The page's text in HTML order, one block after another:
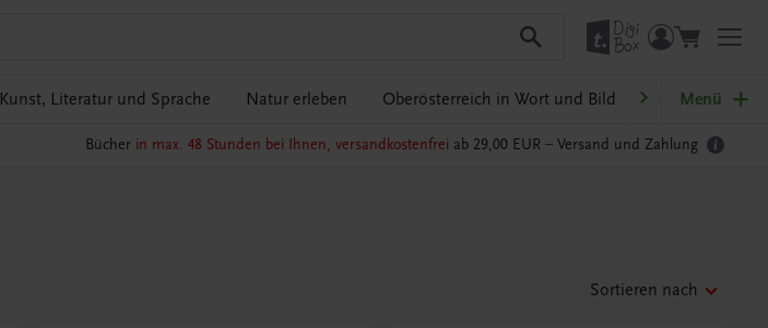
Kunst, Literatur und Sprache Natur erleben Oberösterreich in Wort und Bild Ratgeber
Menü
Bücher in max. 48 Stunden bei Ihnen, versandkostenfrei ab 29,00 EUR – Versand und Zahlung
Sortieren nach